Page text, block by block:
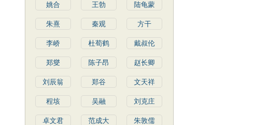
姚合 王勃 陆龟蒙
朱熹 秦观 方干
李峤 杜荀鹤 戴叔伦
郑燮 陈子昂 赵长卿
刘辰翁 郑谷 文天祥
程垓 吴融 刘克庄
卓文君 范成大 朱敦儒